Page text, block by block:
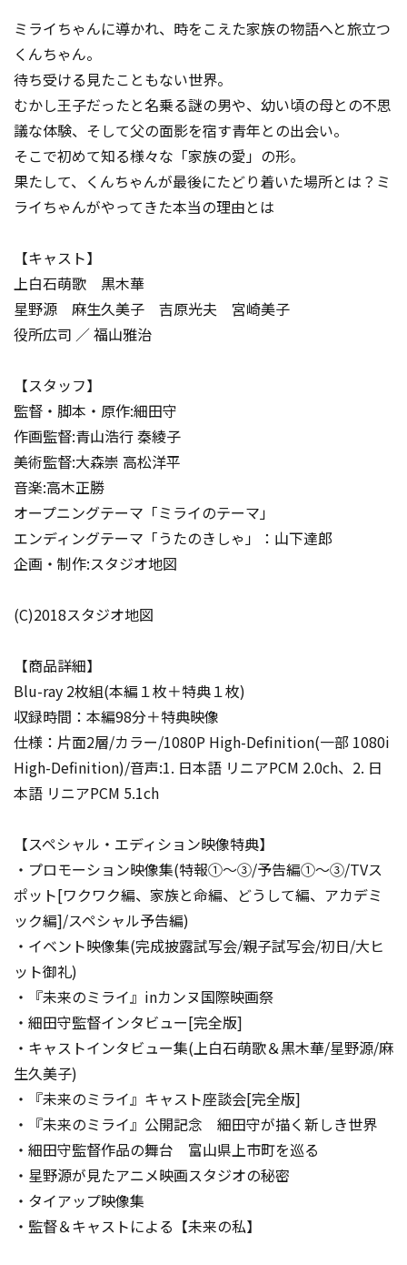
ミライちゃんに導かれ、時をこえた家族の物語へと旅立つ
くんちゃん。
待ち受ける見たこともない世界。
むかし王子だったと名乗る謎の男や、幼い頃の母との不思
議な体験、そして父の面影を宿す青年との出会い。
そこで初めて知る様々な「家族の愛」の形。
果たして、くんちゃんが最後にたどり着いた場所とは？ミ
ライちゃんがやってきた本当の理由とは――
【キャスト】
上白石萌歌 黒木華
星野源 麻生久美子 吉原光夫 宮崎美子
役所広司 ／ 福山雅治
【スタッフ】
監督・脚本・原作:細田守
作画監督:青山浩行 秦綾子
美術監督:大森崇 高松洋平
音楽:高木正勝
オープニングテーマ「ミライのテーマ」
エンディングテーマ「うたのきしゃ」：山下達郎
企画・制作:スタジオ地図
(C)2018スタジオ地図
【商品詳細】
Blu-ray 2枚組(本編１枚＋特典１枚)
収録時間：本編98分＋特典映像
仕様：片面2層/カラー/1080P High-Definition(一部 1080i
High-Definition)/音声:1. 日本語 リニアPCM 2.0ch、2. 日
本語 リニアPCM 5.1ch
【スペシャル・エディション映像特典】
・プロモーション映像集(特報①～③/予告編①～③/TVス
ポット[ワクワク編、家族と命編、どうして編、アカデミ
ック編]/スペシャル予告編)
・イベント映像集(完成披露試写会/親子試写会/初日/大ヒ
ット御礼)
・『未来のミライ』inカンヌ国際映画祭
・細田守監督インタビュー[完全版]
・キャストインタビュー集(上白石萌歌＆黒木華/星野源/麻
生久美子)
・『未来のミライ』キャスト座談会[完全版]
・『未来のミライ』公開記念 細田守が描く新しき世界
・細田守監督作品の舞台 富山県上市町を巡る
・星野源が見たアニメ映画スタジオの秘密
・タイアップ映像集
・監督＆キャストによる【未来の私】